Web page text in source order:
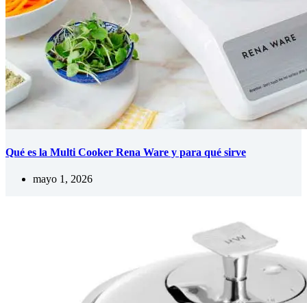
Qué es la Multi Cooker Rena Ware y para qué sirve
mayo 1, 2026